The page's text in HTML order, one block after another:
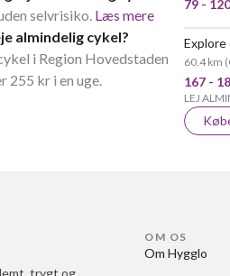
selvrisiko. Læs mere
almindelig cykel?
i Region Hovedstaden
255 kr i en uge.
79 -
Explore
60.4 km (
167 -
LEJ
trygt og
OM OS
Om Hygglo